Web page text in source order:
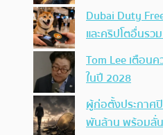
Dubai Duty
และคริปโตอื่นรว
Tom Lee เตือน
ในปี 2028
ผู้ก่อตั้งประกาศ
พันล้าน พร้อมลั่น